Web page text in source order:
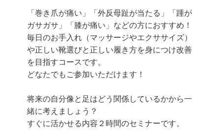
「巻き爪が痛い」「外反母趾が当たる」「踵が
ガサガサ 」「膝が痛い 」などの方におすすめ！
毎日のお手入れ（マッサージやエクササイズ）
や正しい靴選びと正しい履き方を身につけ改善
を目指すコースです。
どなたでもご参加いただけます！
将来の自分像と足はどう関係しているかから一
緒に考えましょう？
すぐに活かせる内容２時間のセミナーです。